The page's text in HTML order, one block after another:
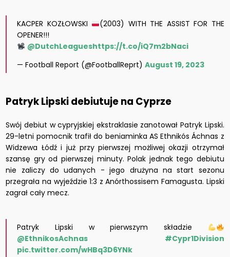
KACPER KOZŁOWSKI
(2003) WITH THE ASSIST FOR THE
OPENER!!!
@DutchLeagueshttps://t.co/iQ7m2bNaci
— Football Report (@FootballReprt)August 19, 2023
Patryk Lipski debiutuje na Cyprze
Swój debiut w cypryjskiej ekstraklasie zanotował Patryk Lipski.
29-letni pomocnik trafił do beniaminka AS Ethnikós Áchnas z
Widzewa Łódź i już przy pierwszej możliwej okazji otrzymał
szansę gry od pierwszej minuty. Polak jednak tego debiutu
nie zaliczy do udanych - jego drużyna na start sezonu
przegrała na wyjeździe 1:3 z Anórthossisem Famagusta. Lipski
zagrał cały mecz.
Patryk Lipski w pierwszym składzie
@EthnikosAchnas
#Cypr1Division
pic.twitter.com/wHBq3D6YNk